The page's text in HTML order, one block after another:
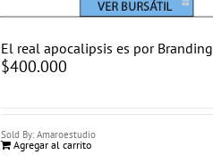
El real apocalipsis es por Branding
$400.000
Sold By: Amaroestudio
Agregar al carrito